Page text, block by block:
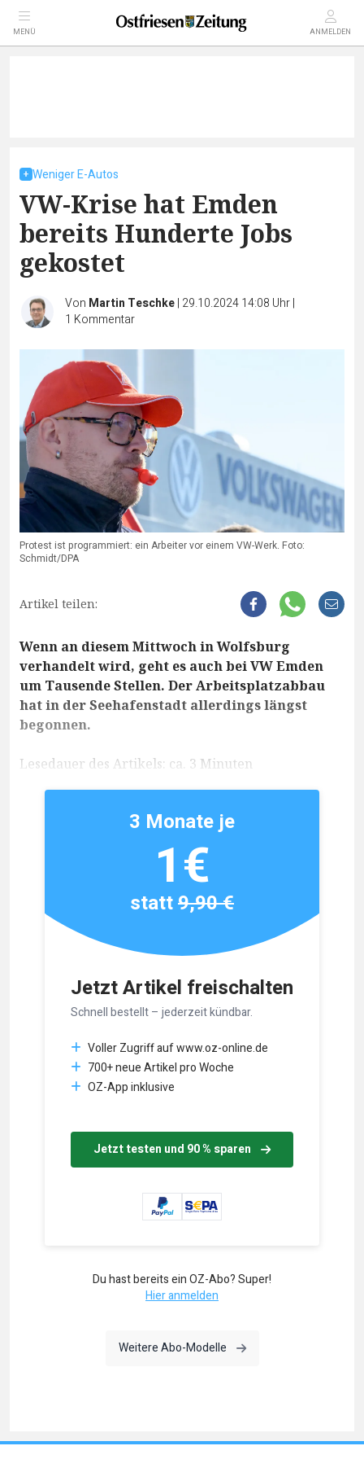
MENÜ ANMELDEN
Weniger E-Autos
VW-Krise hat Emden
bereits Hunderte Jobs
gekostet
Von Martin Teschke| 29.10.2024 14:08 Uhr|
1 Kommentar
Protest ist programmiert: ein Arbeiter vor einem VW-Werk. Foto:
Schmidt/DPA
Artikel teilen:
Wenn an diesem Mittwoch in Wolfsburg
verhandelt wird, geht es auch bei VW Emden
um Tausende Stellen. Der Arbeitsplatzabbau
hat in der Seehafenstadt allerdings längst
begonnen.
Lesedauer des Artikels: ca. 3 Minuten
Jetzt Artikel freischalten
Schnell bestellt – jederzeit kündbar.
Voller Zugriff auf www.oz-online.de
700+ neue Artikel pro Woche
OZ-App inklusive
Jetzt testen und 90 % sparen
3 Monate je
1€
statt9,90 €
Du hast bereits ein OZ-Abo? Super!
Hier anmelden
Weitere Abo-Modelle